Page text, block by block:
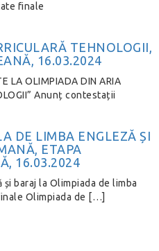
finale
TEHNOLOGII,
16.03.2024
LA OLIMPIADA DIN ARIA
Anunț contestații
DE LIMBA ENGLEZĂ ȘI
ETAPA
16.03.2024
baraj la Olimpiada de limba
Olimpiada de […]